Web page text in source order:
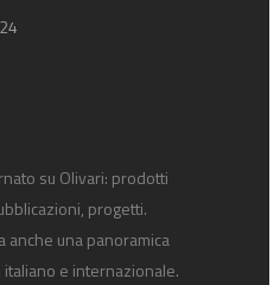
su Olivari: prodotti
progetti.
una panoramica
e internazionale.